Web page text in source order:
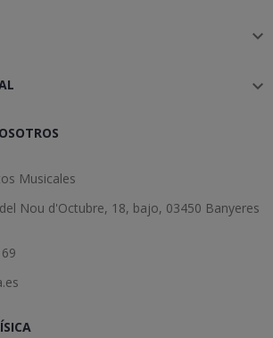


Musicales
Nou d'Octubre, 18, bajo, 03450 Banyeres